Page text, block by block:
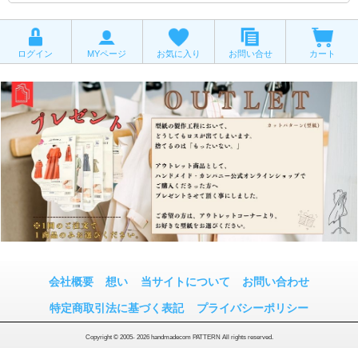
ログイン MYページ お気に入り お問い合せ カート
会社概要 想い 当サイトについて お問い合わせ
特定商取引法に基づく表記 プライバシーポリシー
Copyright © 2005- 2026 handmadecom PATTERN All rights reserved.